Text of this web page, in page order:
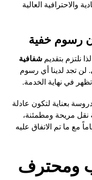
والاحترافية العالية
رسوم خفية
نلتزم بتقديمشفافية
لن تجد لدينا أي رسوم
في نهاية الخدمة.
بعناية لتكون عادلة
مريحة ومطمئنة،
مع ما تم الاتفاق عليه
ومحترف